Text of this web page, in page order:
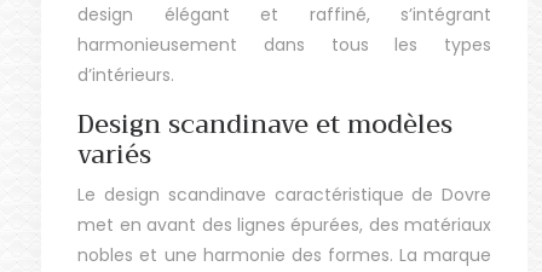
design élégant et raffiné, s’intégrant
harmonieusement dans tous les types
d’intérieurs.
Design scandinave et modèles
variés
Le design scandinave caractéristique de Dovre
met en avant des lignes épurées, des matériaux
nobles et une harmonie des formes. La marque